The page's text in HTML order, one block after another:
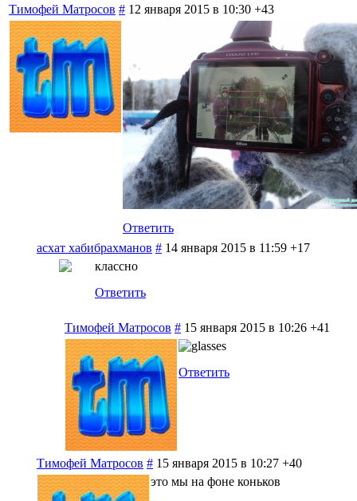
Тимофей Матросов # 12 января 2015 в 10:30 +43
Ответить
асхат хабибрахманов # 14 января 2015 в 11:59 +17
классно
Ответить
Тимофей Матросов # 15 января 2015 в 10:26 +41
Ответить
Тимофей Матросов # 15 января 2015 в 10:27 +40
это мы на фоне коньков